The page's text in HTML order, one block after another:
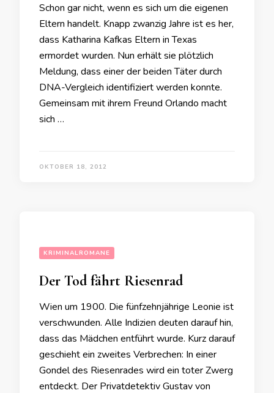
Schon gar nicht, wenn es sich um die eigenen
Eltern handelt. Knapp zwanzig Jahre ist es her,
dass Katharina Kafkas Eltern in Texas
ermordet wurden. Nun erhält sie plötzlich
Meldung, dass einer der beiden Täter durch
DNA-Vergleich identifiziert werden konnte.
Gemeinsam mit ihrem Freund Orlando macht
sich …
OKTOBER 18, 2012
KRIMINALROMANE
Der Tod fährt Riesenrad
Wien um 1900. Die fünfzehnjährige Leonie ist
verschwunden. Alle Indizien deuten darauf hin,
dass das Mädchen entführt wurde. Kurz darauf
geschieht ein zweites Verbrechen: In einer
Gondel des Riesenrades wird ein toter Zwerg
entdeckt. Der Privatdetektiv Gustav von